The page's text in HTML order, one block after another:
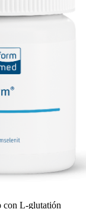
con L-glutatión